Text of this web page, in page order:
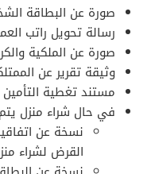
صورة عن البطاقة
رسالة تحويل راتب
صورة عن الملكية
وثيقة تقرير عن
مستند تغطية
في حال شراء منزل
نسخة عن
القرض لشراء